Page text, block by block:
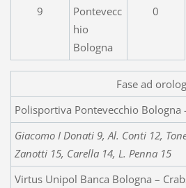
9
Pontevecc
hio
Bologna
0
Fase ad
Polisportiva Pontevecchio
Giacomo I Donati 9, Al. Conti 12,
Zanotti 15, Carella 14, L. Penna 15
Virtus Unipol Banca Bologna –